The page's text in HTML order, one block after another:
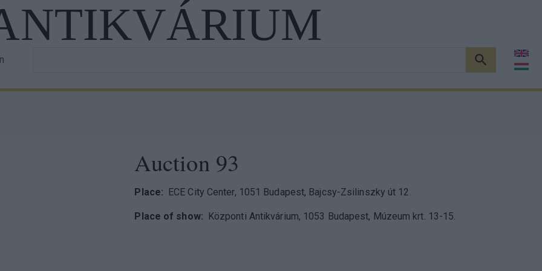
KERESÉS
Auction 93
Place ECE City Center, 1051 Budapest, Bajcsy-Zsilinszky út 12.
Place of show Központi Antikvárium, 1053 Budapest, Múzeum krt. 13-15.